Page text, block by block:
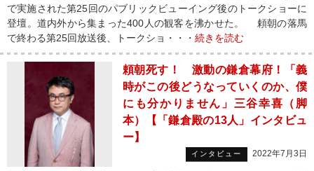
で実施された第25回のパブリックビューイング後のトークショーに
登壇。道内外から集まった400人の観客を沸かせた。 頼朝の落馬
で終わる第25回放送後、トークショ・・・ 続きを読む
頼朝死す！ 激動の鎌倉幕府！「義
時がこの後どうなっていくのか、僕
にも分かりません」三谷幸喜（脚
本）【「鎌倉殿の13人」インタビュ
ー】
インタビュー 2022年7月3日